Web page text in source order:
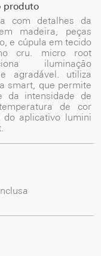
produto
com detalhes da
madeira, peças
e cúpula em tecido
cru. micro root
iluminação
agradável. utiliza
smart, que permite
da intensidade de
de cor
do aplicativo lumini